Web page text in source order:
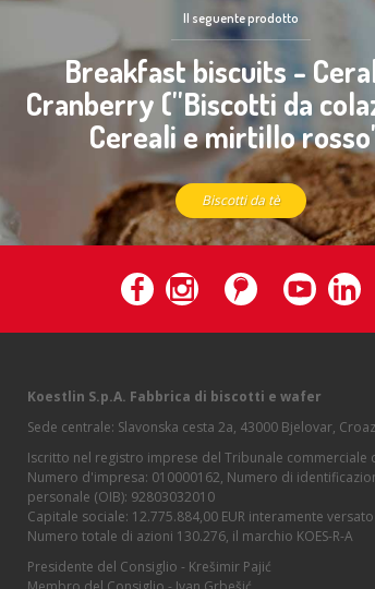
Il seguente prodotto
Breakfast biscuits -
Cranberry (''Biscotti da
Cereali e mirtillo
Biscotti da tè
Koestlin S.p.A. Fabbrica di biscotti e wafer
Sede centrale: Slavonska cesta 2a, 43000 Bjelovar,
Iscritto nel registro imprese del Tribunale commerciale
Numero d'impresa: 010000162, Numero di
personale (OIB): 92803032010
Capitale sociale: 12.775.884,00 EUR interamente versato
Numero totale di azioni 130.276, il marchio KOES-R-A
Presidente del Consiglio - Krešimir Pajić